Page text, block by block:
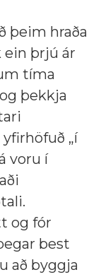
þeim hraða
ein þrjú ár
tíma
þekkja
„í
voru í
og fór
best
að byggja